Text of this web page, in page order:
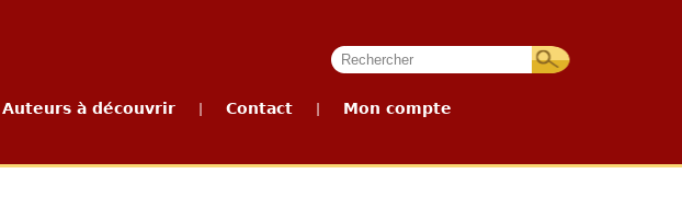
Auteurs à découvrir Contact Mon compte